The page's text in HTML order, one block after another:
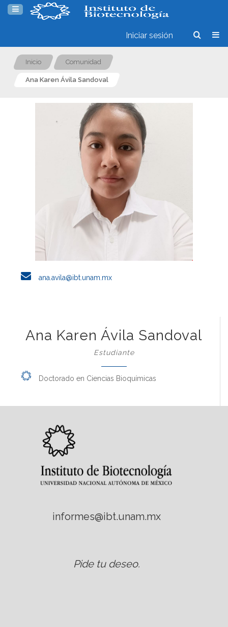
Iniciar sesión
Inicio Comunidad
Ana Karen Ávila Sandoval
ana.avila@ibt.unam.mx
Ana Karen Ávila Sandoval
Estudiante
Doctorado en Ciencias Bioquímicas
informes@ibt.unam.mx
Pide tu deseo.